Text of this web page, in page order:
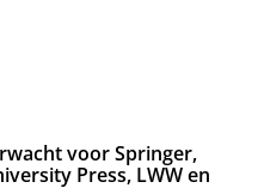
voor Springer,
Press, LWW en